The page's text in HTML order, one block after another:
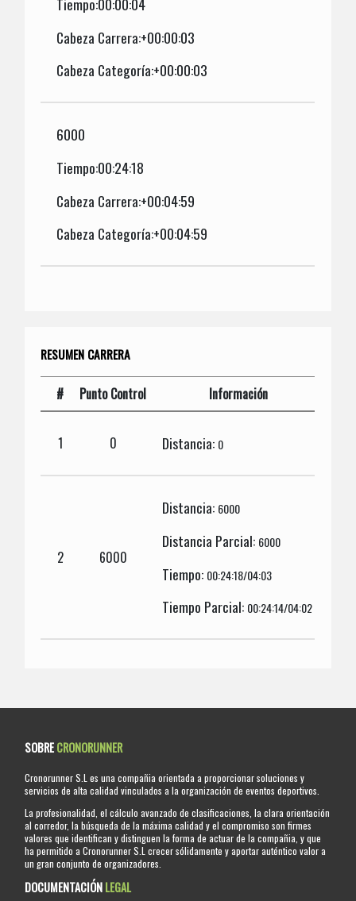
Cabeza Carrera:+00:00:03
Cabeza Categoría:+00:00:03
6000
Tiempo:00:24:18
Cabeza Carrera:+00:04:59
Cabeza Categoría:+00:04:59
RESUMEN CARRERA
# Punto Control Información
1 0 Distancia: 0
2 6000
Distancia: 6000
Distancia Parcial: 6000
Tiempo: 00:24:18/04:03
Tiempo Parcial: 00:24:14/04:02
SOBRECRONORUNNER
Cronorunner S.L es una compañia orientada a proporcionar soluciones y
servicios de alta calidad vinculados a la organización de eventos deportivos.
La profesionalidad, el cálculo avanzado de clasificaciones, la clara orientación
al corredor, la búsqueda de la máxima calidad y el compromiso son firmes
valores que identifican y distinguen la forma de actuar de la compañia, y que
ha permitido a Cronorunner S.L crecer sólidamente y aportar auténtico valor a
un gran conjunto de organizadores.
DOCUMENTACIÓNLEGAL